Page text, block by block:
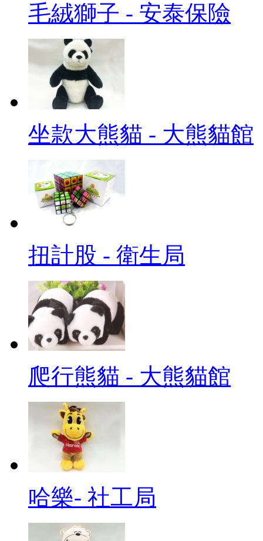
毛絨獅子 - 安泰保險
坐款大熊貓 - 大熊貓館
扭計股 - 衛生局
爬行熊貓 - 大熊貓館
哈樂- 社工局